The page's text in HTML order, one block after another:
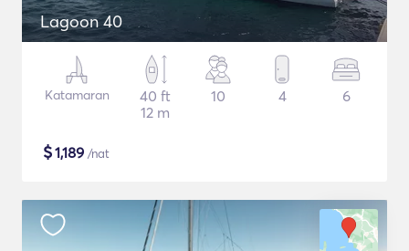
Lagoon 40
Katamaran
40 ft
12 m
10 4 6
$1,189 /nat